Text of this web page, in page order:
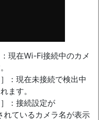
現在Wi-Fi接続中のカメ
］：現在未接続で検出中
ます。
］：接続設定が
ているカメラ名が表示